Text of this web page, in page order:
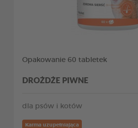
Opakowanie 60 tabletek
DROŻDŻE PIWNE
dla psów i kotów
Karma uzupełniająca